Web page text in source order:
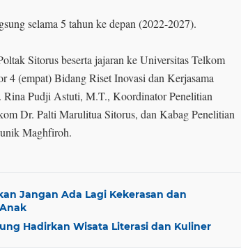
selama 5 tahun ke depan (2022-2027).
Sitorus beserta jajaran ke Universitas Telkom
4 (empat) Bidang Riset Inovasi dan Kerjasama
Pudji Astuti, M.T., Koordinator Penelitian
Dr. Palti Marulitua Sitorus, dan Kabag Penelitian
Maghfiroh.
Jangan Ada Lagi Kekerasan dan
Hadirkan Wisata Literasi dan Kuliner